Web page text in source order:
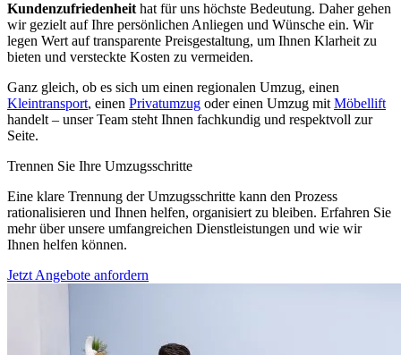
Kundenzufriedenheit hat für uns höchste Bedeutung. Daher gehen
wir gezielt auf Ihre persönlichen Anliegen und Wünsche ein. Wir
legen Wert auf transparente Preisgestaltung, um Ihnen Klarheit zu
bieten und versteckte Kosten zu vermeiden.
Ganz gleich, ob es sich um einen regionalen Umzug, einen
Kleintransport, einen Privatumzug oder einen Umzug mit Möbellift
handelt – unser Team steht Ihnen fachkundig und respektvoll zur
Seite.
Trennen Sie Ihre Umzugsschritte
Eine klare Trennung der Umzugsschritte kann den Prozess
rationalisieren und Ihnen helfen, organisiert zu bleiben. Erfahren Sie
mehr über unsere umfangreichen Dienstleistungen und wie wir
Ihnen helfen können.
Jetzt Angebote anfordern